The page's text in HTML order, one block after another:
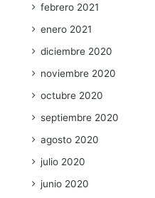
febrero 2021
enero 2021
diciembre 2020
noviembre 2020
octubre 2020
septiembre 2020
agosto 2020
julio 2020
junio 2020